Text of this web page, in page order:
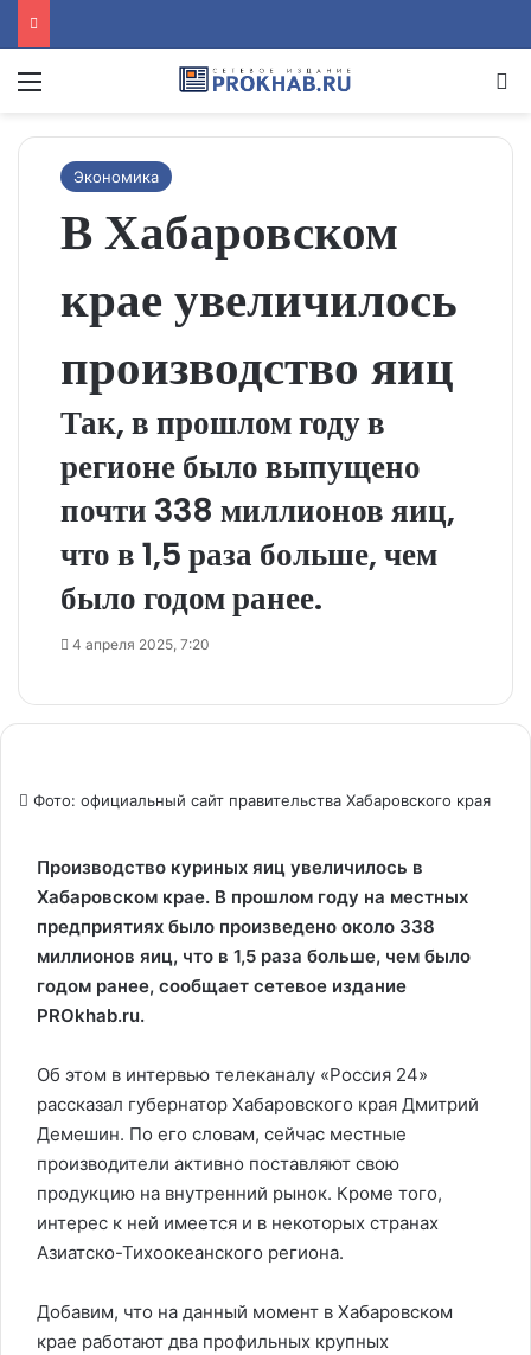
Menu
Экономика
В Хабаровском
крае увеличилось
производство яиц
Так, в прошлом году в
регионе было выпущено
почти 338 миллионов яиц,
что в 1,5 раза больше, чем
было годом ранее.
4 апреля 2025, 7:20
Фото: официальный сайт правительства Хабаровского края
Производство куриных яиц увеличилось в
Хабаровском крае. В прошлом году на местных
предприятиях было произведено около 338
миллионов яиц, что в 1,5 раза больше, чем было
годом ранее, сообщает сетевое издание
PROkhab.ru.
Об этом в интервью телеканалу «Россия 24»
рассказал губернатор Хабаровского края Дмитрий
Демешин. По его словам, сейчас местные
производители активно поставляют свою
продукцию на внутренний рынок. Кроме того,
интерес к ней имеется и в некоторых странах
Азиатско-Тихоокеанского региона.
Добавим, что на данный момент в Хабаровском
крае работают два профильных крупных